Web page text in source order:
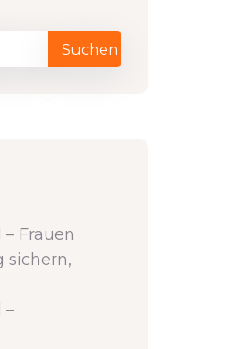
– Frauen
sichern,
–